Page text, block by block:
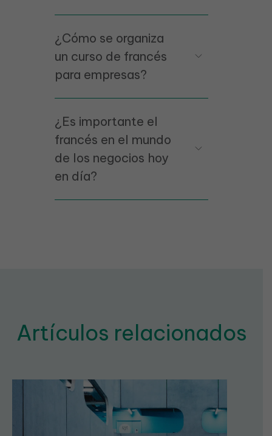
¿Cómo se organiza
un curso de francés
para empresas?
¿Es importante el
francés en el mundo
de los negocios hoy
en día?
Artículos relacionados